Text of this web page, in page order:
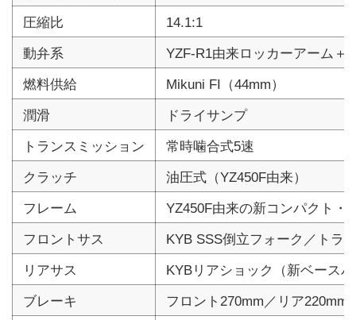
圧縮比
14.1:1
動弁系
YZF-R1由来ロッカーアーム＋
燃料供給
Mikuni FI（44mm）
潤滑
ドライサンプ
トランスミッション
常時噛合式5速
クラッチ
油圧式（YZ450F由来）
フレーム
YZ450F由来の新コンパクト・
フロントサス
KYB SSS倒立フォーク／トラ
リアサス
KYBリアショック（新ベース
ブレーキ
フロント270mm／リア